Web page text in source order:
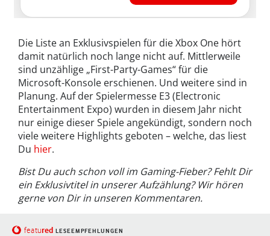
Die Liste an Exklusivspielen für die Xbox One hört
damit natürlich noch lange nicht auf. Mittlerweile
sind unzählige „First-Party-Games“ für die
Microsoft-Konsole erschienen. Und weitere sind in
Planung. Auf der Spielermesse E3 (Electronic
Entertainment Expo) wurden in diesem Jahr nicht
nur einige dieser Spiele angekündigt, sondern noch
viele weitere Highlights geboten – welche, das liest
Du hier.
Bist Du auch schon voll im Gaming-Fieber? Fehlt Dir
ein Exklusivtitel in unserer Aufzählung? Wir hören
gerne von Dir in unseren Kommentaren.
featured LESEEMPFEHLUNGEN